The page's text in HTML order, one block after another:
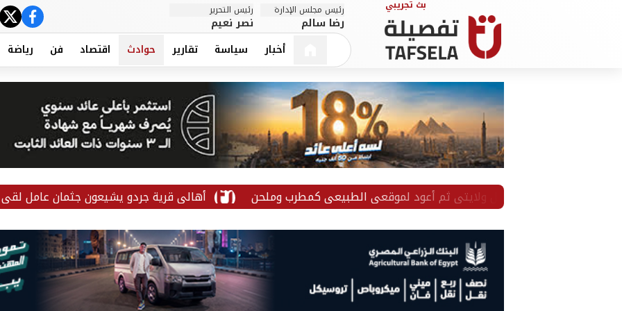
رئيس مجلس الإدارة
رضا سالم
رئيس التحرير
نصر نعيم
أخبار سياسة تقارير حوادث اقتصاد فن رياضة
أهالي قرية جردو يشيعون جثمان عامل لقي مصرعه سأكمل ولايتي ثم أعود لموقعي الطبيعي كمطرب وملحن